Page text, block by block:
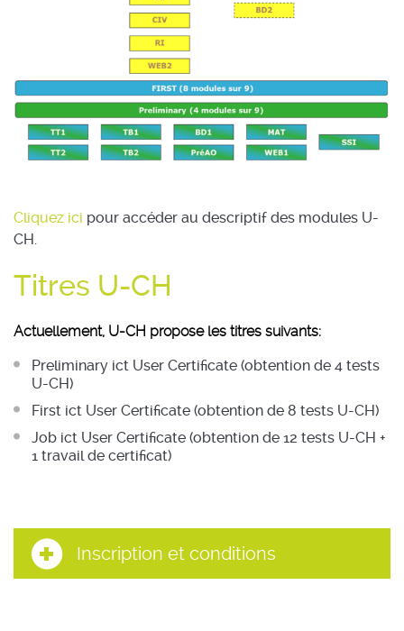
Cliquez ici pour accéder au descriptif des modules U-
CH.
Titres U-CH
Actuellement, U-CH propose les titres suivants:
Preliminary ict User Certificate (obtention de 4 tests
U-CH)
First ict User Certificate (obtention de 8 tests U-CH)
Job ict User Certificate (obtention de 12 tests U-CH +
1 travail de certificat)
Inscription et conditions